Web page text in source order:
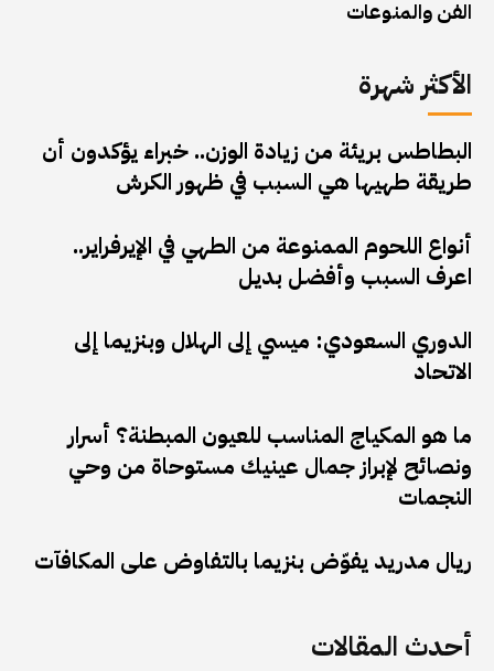
الفن والمنوعات
الأكثر شهرة
البطاطس بريئة من زيادة الوزن.. خبراء يؤكدون أن
طريقة طهيها هي السبب في ظهور الكرش
أنواع اللحوم الممنوعة من الطهي في الإيرفراير..
اعرف السبب وأفضل بديل
الدوري السعودي: ميسي إلى الهلال وبنزيما إلى
الاتحاد
ما هو المكياج المناسب للعيون المبطنة؟ أسرار
ونصائح لإبراز جمال عينيك مستوحاة من وحي
النجمات
ريال مدريد يفوّض بنزيما بالتفاوض على المكافآت
أحدث المقالات